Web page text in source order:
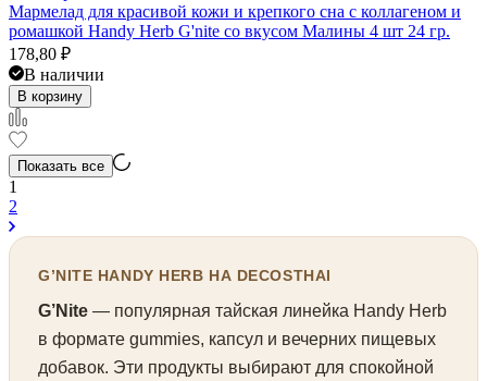
Мармелад для красивой кожи и крепкого сна с коллагеном и
ромашкой Handy Herb G'nite со вкусом Малины 4 шт 24 гр.
178,80 ₽
В наличии
В корзину
Показать все
1
2
G’NITE HANDY HERB НА DECOSTHAI
G’Nite — популярная тайская линейка Handy Herb
в формате gummies, капсул и вечерних пищевых
добавок. Эти продукты выбирают для спокойной